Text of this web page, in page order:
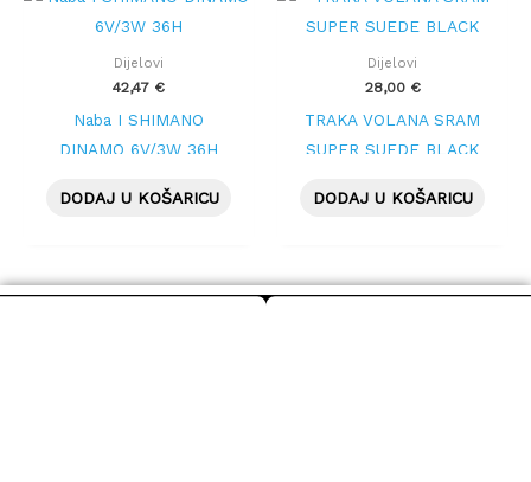
Dijelovi
42,47 €
Naba I SHIMANO
DINAMO 6V/3W 36H
DODAJ U KOŠARICU
Dijelovi
28,00 €
TRAKA VOLANA SRAM
SUPER SUEDE BLACK
DODAJ U KOŠARICU